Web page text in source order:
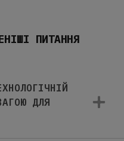
ПИТАННЯ
ДЛЯ